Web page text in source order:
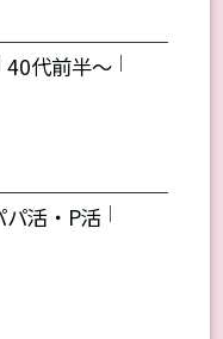
｜40代前半～ ｜
パ活・P活 ｜